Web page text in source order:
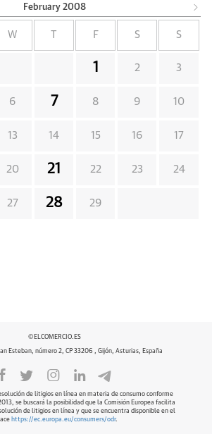
February 2008
W F S S
1 2 3
6 7 8 9 10
13 14 15 16 17
20 21 22 23 24
27 28 29
©ELCOMERCIO.ES
Esteban, número 2, CP 33206 , Gijón, Asturias, España
de litigios en línea en materia de consumo conforme
se buscará la posibilidad que la Comisión Europea facilita
de litigios en línea y que se encuentra disponible en el
https://ec.europa.eu/consumers/odr.